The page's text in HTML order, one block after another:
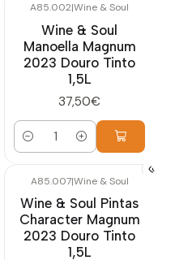
A85.002|Wine & Soul
Wine & Soul
Manoella Magnum
2023 Douro Tinto
1,5L
37,50€
Quantidade
A85.007|Wine & Soul
Wine & Soul Pintas
Character Magnum
2023 Douro Tinto
1,5L